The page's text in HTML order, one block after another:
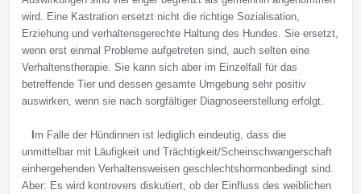
wird. Eine Kastration ersetzt nicht die richtige Sozialisation,
Erziehung und verhaltensgerechte Haltung des Hundes. Sie ersetzt,
wenn erst einmal Probleme aufgetreten sind, auch selten eine
Verhaltenstherapie. Sie kann sich aber im Einzelfall für das
betreffende Tier und dessen gesamte Umgebung sehr positiv
auswirken, wenn sie nach sorgfältiger Diagnoseerstellung erfolgt.
m Falle der Hündinnen ist lediglich eindeutig, dass die
unmittelbar mit Läufigkeit und Trächtigkeit/Scheinschwangerschaft
einhergehenden Verhaltensweisen geschlechtshormonbedingt sind.
Aber: Es wird kontrovers diskutiert, ob der Einfluss des weiblichen